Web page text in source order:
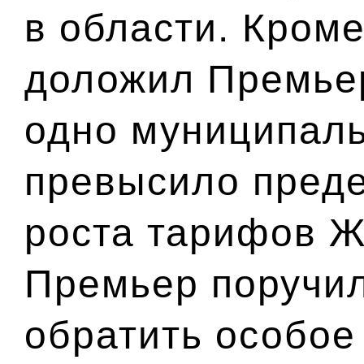
в области.
доложил
одно
превысило
роста тарифов
Премьер
обратить